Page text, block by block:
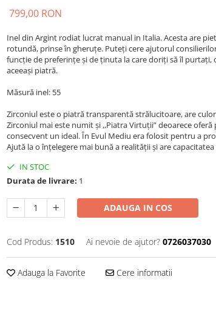
799,00 RON
Inel din Argint rodiat lucrat manual in Italia. Acesta are
rotundă, prinse în gheruțe. Puteți cere ajutorul
funcție de preferințe și de ținuta la care doriți să îl purtați,
aceeași piatră.
Măsură inel: 55
Zirconiul este o piatră transparentă strălucitoare, are
Zirconiul mai este numit şi ,,Piatra Virtuţii” deoarece
consecvent un ideal. În Evul Mediu era folosit pentru a
Ajută la o înţelegere mai bună a realităţii şi are
IN STOC
Durata de livrare: 1
ADAUGA IN COS
Cod Produs: 1510 Ai nevoie de ajutor? 0726037030
Adauga la Favorite Cere informatii